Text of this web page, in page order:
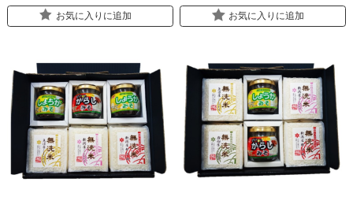
お気に入りに追加 お気に入りに追加